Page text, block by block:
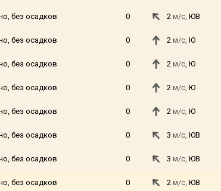
без осадков 0 2 м/с, ЮВ
без осадков 0 2 м/с, Ю
без осадков 0 2 м/с, Ю
без осадков 0 2 м/с, Ю
без осадков 0 2 м/с, Ю
без осадков 0 3 м/с, ЮВ
без осадков 0 3 м/с, ЮВ
без осадков 0 2 м/с, ЮВ